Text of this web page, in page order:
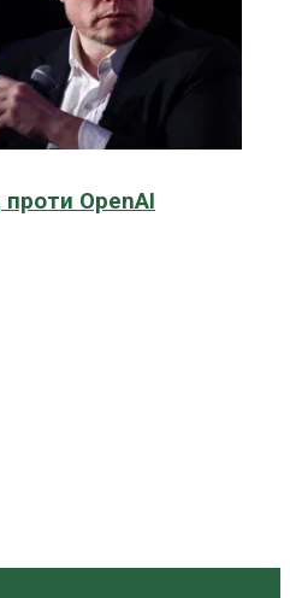
OpenAI